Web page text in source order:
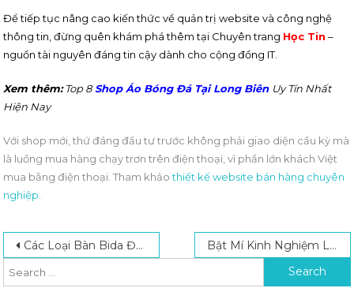
Để tiếp tục nâng cao kiến thức về quản trị website và công nghệ
thông tin, đừng quên khám phá thêm tại Chuyên trang Học Tin –
nguồn tài nguyên đáng tin cậy dành cho cộng đồng IT.
Xem thêm:Top 8Shop Áo Bóng Đá Tại Long Biên Uy Tín Nhất
Hiện Nay
Với shop mới, thứ đáng đầu tư trước không phải giao diện cầu kỳ mà
là luồng mua hàng chạy trơn trên điện thoại, vì phần lớn khách Việt
mua bằng điện thoại. Tham khảothiết kế website bán hàng chuyên
nghiệp
Post navigation
Các Loại Bàn Bida Được Lựa Chọn Nhiều Nhất Hiện Nay Bật Mí Kinh Nghiệm Làm Youtube Đơn Giản Cho Người Mới
Search for: